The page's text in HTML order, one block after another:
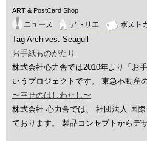
ART & PostCard Shop
Tag Archives: Seagull
お手紙ものがたり
株式会社心力舎では2010年より「お
いうプロジェクトです。 東急不動産
〜幸せのはしわたし〜
株式会社 心力舎では、 社団法人 国
ております。 製品コンセプトからデ